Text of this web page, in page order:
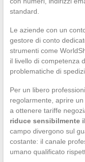
standard.
Le aziende con un
gestore di conto
strumenti come
il livello di competenza
problematiche di
Per un libero
regolarmente, aprire
a ottenere tariffe
riduce sensibilmente
campo divergono sul
costante: il canale
umano qualificato